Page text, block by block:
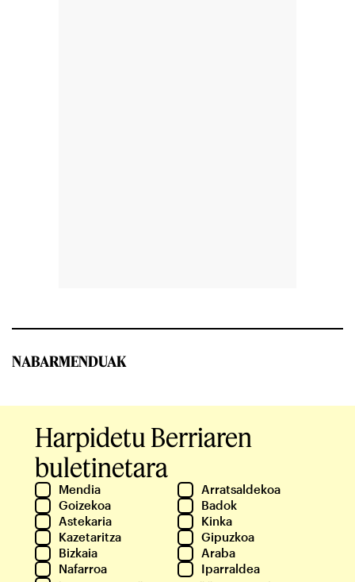
NABARMENDUAK
Harpidetu Berriaren
buletinetara
Mendia
Arratsaldekoa
Goizekoa
Badok
Astekaria
Kinka
Kazetaritza
Gipuzkoa
Bizkaia
Araba
Nafarroa
Iparraldea